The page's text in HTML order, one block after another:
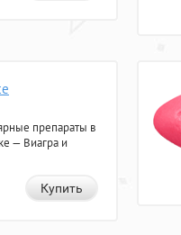
препараты в
— Виагра и
Купить